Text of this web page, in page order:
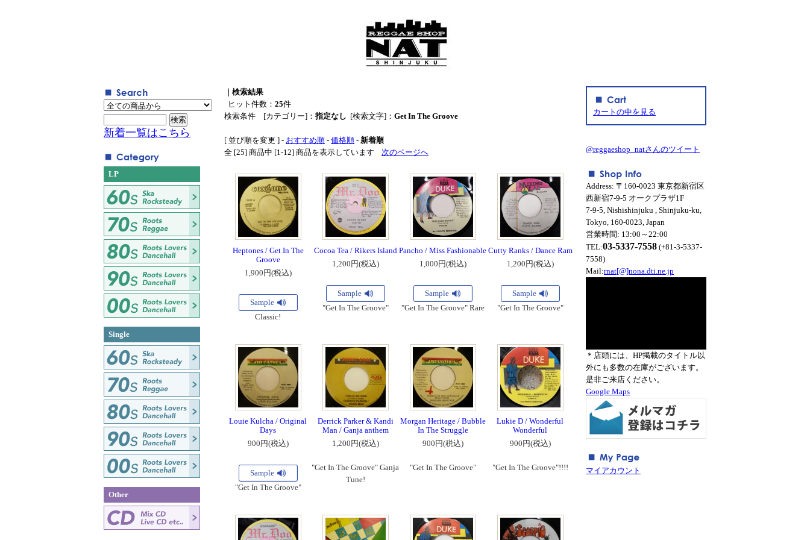
｜検索結果
ヒット件数： 25件
検索条件 [カテゴリー]： 指定なし [検索文字]： Get In The Groove
[ 並び順を変更 ] - おすすめ順 - 価格順 - 新着順
全 [25] 商品中 [1-12] 商品を表示しています 次のページへ
Heptones / Get In The
Groove
1,900円(税込)
Sample
Classic!
Cocoa Tea / Rikers Island
1,200円(税込)
Sample
"Get In The Groove"
Pancho / Miss Fashionable
1,000円(税込)
Sample
"Get In The Groove" Rare
Cutty Ranks / Dance Ram
1,200円(税込)
Sample
"Get In The Groove"
Louie Kulcha / Original
Days
900円(税込)
Sample
"Get In The Groove"
Derrick Parker & Kandi
Man / Ganja anthem
1,200円(税込)
"Get In The Groove" Ganja
Tune!
Morgan Heritage / Bubble
In The Struggle
900円(税込)
"Get In The Groove"
Lukie D / Wonderful
Wonderful
900円(税込)
"Get In The Groove"!!!!
新着一覧はこちら
LP
Single
Other
カートの中を見る
@reggaeshop_natさんのツイート
Address: 〒160-0023 東京都新宿区
西新宿7-9-5 オークプラザ1F
7-9-5, Nishishinjuku , Shinjuku-ku,
Tokyo, 160-0023, Japan
営業時間: 13:00～22:00
TEL:03-5337-7558 (+81-3-5337-
7558)
Mail:rnat[@]nona.dti.ne.jp
＊店頭には、HP掲載のタイトル以
外にも多数の在庫がございます。
是非ご来店ください。
Google Maps
マイアカウント